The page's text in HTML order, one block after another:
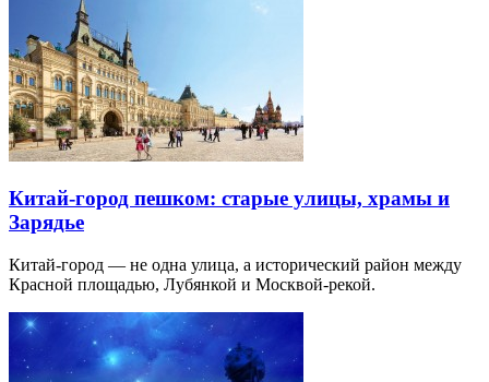
Китай-город пешком: старые улицы, храмы и
Зарядье
Китай-город — не одна улица, а исторический район между
Красной площадью, Лубянкой и Москвой-рекой.